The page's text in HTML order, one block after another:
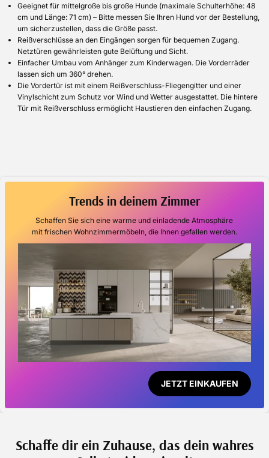
Geeignet für mittelgroße bis große Hunde (maximale Schulterhöhe: 48
cm und Länge: 71 cm) – Bitte messen Sie Ihren Hund vor der Bestellung,
um sicherzustellen, dass die Größe passt.
Reißverschlüsse an den Eingängen sorgen für bequemen Zugang.
Netztüren gewährleisten gute Belüftung und Sicht.
Einfacher Umbau vom Anhänger zum Kinderwagen. Die Vorderräder
lassen sich um 360° drehen.
Die Vordertür ist mit einem Reißverschluss-Fliegengitter und einer
Vinylschicht zum Schutz vor Wind und Wetter ausgestattet. Die hintere
Tür mit Reißverschluss ermöglicht Haustieren den einfachen Zugang.
Trends in deinem Zimmer
Schaffen Sie sich eine warme und einladende Atmosphäre
mit frischen Wohnzimmermöbeln, die Ihnen gefallen werden.
JETZT EINKAUFEN
Schaffe dir ein Zuhause, das dein wahres